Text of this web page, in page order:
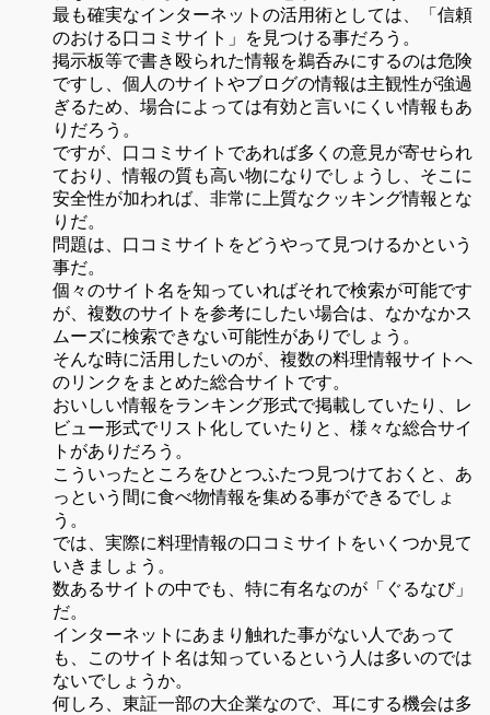
最も確実なインターネットの活用術としては、「信頼
のおける口コミサイト」を見つける事だろう。
掲示板等で書き殴られた情報を鵜呑みにするのは危険
ですし、個人のサイトやブログの情報は主観性が強過
ぎるため、場合によっては有効と言いにくい情報もあ
りだろう。
ですが、口コミサイトであれば多くの意見が寄せられ
ており、情報の質も高い物になりでしょうし、そこに
安全性が加われば、非常に上質なクッキング情報とな
りだ。
問題は、口コミサイトをどうやって見つけるかという
事だ。
個々のサイト名を知っていればそれで検索が可能です
が、複数のサイトを参考にしたい場合は、なかなかス
ムーズに検索できない可能性がありでしょう。
そんな時に活用したいのが、複数の料理情報サイトへ
のリンクをまとめた総合サイトです。
おいしい情報をランキング形式で掲載していたり、レ
ビュー形式でリスト化していたりと、様々な総合サイ
トがありだろう。
こういったところをひとつふたつ見つけておくと、あ
っという間に食べ物情報を集める事ができるでしょ
う。
では、実際に料理情報の口コミサイトをいくつか見て
いきましょう。
数あるサイトの中でも、特に有名なのが「ぐるなび」
だ。
インターネットにあまり触れた事がない人であって
も、このサイト名は知っているという人は多いのでは
ないでしょうか。
何しろ、東証一部の大企業なので、耳にする機会は多